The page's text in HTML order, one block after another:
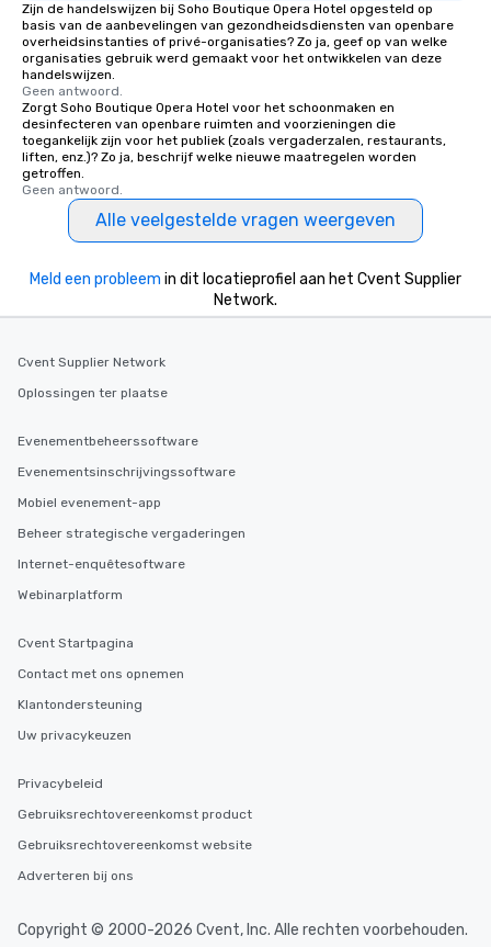
Zijn de handelswijzen bij Soho Boutique Opera Hotel opgesteld op
basis van de aanbevelingen van gezondheidsdiensten van openbare
overheidsinstanties of privé-organisaties? Zo ja, geef op van welke
organisaties gebruik werd gemaakt voor het ontwikkelen van deze
handelswijzen.
Geen antwoord.
Zorgt Soho Boutique Opera Hotel voor het schoonmaken en
desinfecteren van openbare ruimten and voorzieningen die
toegankelijk zijn voor het publiek (zoals vergaderzalen, restaurants,
liften, enz.)? Zo ja, beschrijf welke nieuwe maatregelen worden
getroffen.
Geen antwoord.
Alle veelgestelde vragen weergeven
Meld een probleem in dit locatieprofiel aan het Cvent Supplier
Network.
Cvent Supplier Network
Oplossingen ter plaatse
Evenementbeheerssoftware
Evenementsinschrijvingssoftware
Mobiel evenement-app
Beheer strategische vergaderingen
Internet-enquêtesoftware
Webinarplatform
Cvent Startpagina
Contact met ons opnemen
Klantondersteuning
Uw privacykeuzen
Privacybeleid
Gebruiksrechtovereenkomst product
Gebruiksrechtovereenkomst website
Adverteren bij ons
Copyright © 2000-2026 Cvent, Inc. Alle rechten voorbehouden.